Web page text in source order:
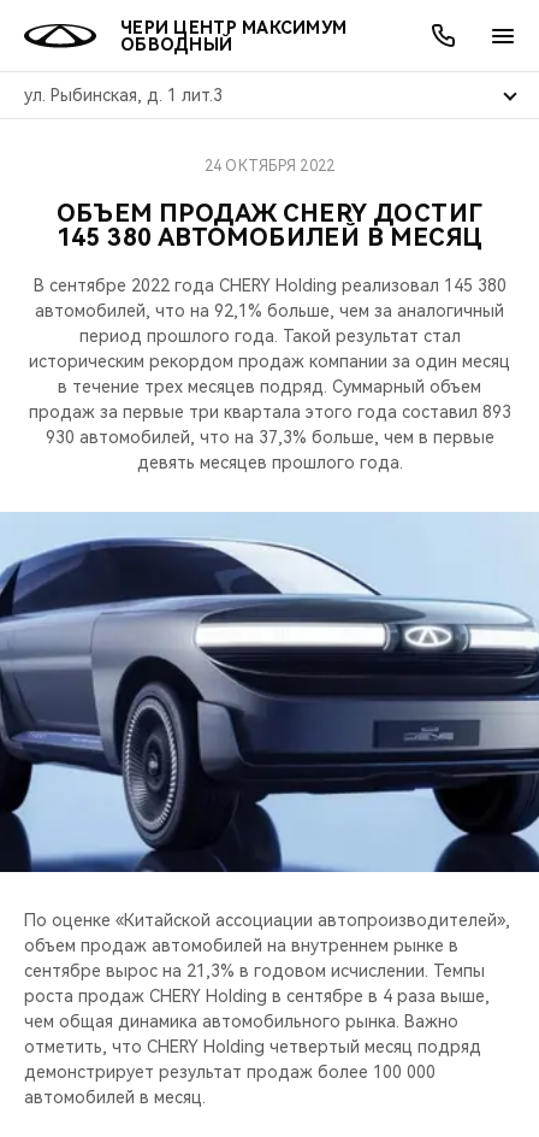
ЧЕРИ ЦЕНТР МАКСИМУМ
ОБВОДНЫЙ
ул. Рыбинская, д. 1 лит.3
МОДЕЛИ
ВСЕ МОДЕЛИ
КРОССОВЕРЫ
СЕДАНЫ
ПОКУПАТЕЛЯМ
ВЫБОР И ПОКУПКА
КРЕДИТ И СТРАХОВАНИЕ
ВЛАДЕЛЬЦАМ
СЕРВИС
ЗАПЧАСТИ И АКСЕССУАРЫ
ПОДДЕРЖКА
CHERY CONNECT
МИР CHERY
АКСЕССУАРЫ
О БРЕНДЕ
CHERY В СОЦСЕТЯХ
ЛЮДИ CHERY
CHERY REMOTE
CHERY CONNECT
CHERY И СПОРТ
НАШИ МЕРОПРИЯТИЯ
ВИДЕООБЗОРЫ
CHERY ДЛЯ ДЕТЕЙ
АКЦИИ
ВЫГОДЫ И АКЦИИ
ОНЛАЙН СЕРВИСЫ
ВЫБОР И ПОКУПКА
КРЕДИТ
О КОМПАНИИ
О НАС
МЫ В СОЦСЕТЯХ
ОБЪЕМ ПРОДАЖ CHERY ДОСТИГ
145 380 АВТОМОБИЛЕЙ В МЕСЯЦ
24 ОКТЯБРЯ 2022
В сентябре 2022 года CHERY Holding реализовал 145 380
автомобилей, что на 92,1% больше, чем за аналогичный
период прошлого года. Такой результат стал
историческим рекордом продаж компании за один месяц
в течение трех месяцев подряд. Суммарный объем
продаж за первые три квартала этого года составил 893
930 автомобилей, что на 37,3% больше, чем в первые
девять месяцев прошлого года.
По оценке «Китайской ассоциации автопроизводителей»,
объем продаж автомобилей на внутреннем рынке в
сентябре вырос на 21,3% в годовом исчислении. Темпы
роста продаж CHERY Holding в сентябре в 4 раза выше,
чем общая динамика автомобильного рынка. Важно
отметить, что CHERY Holding четвертый месяц подряд
демонстрирует результат продаж более 100 000
автомобилей в месяц.